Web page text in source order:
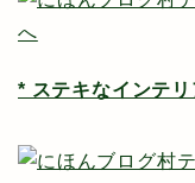
* ステキなインテ